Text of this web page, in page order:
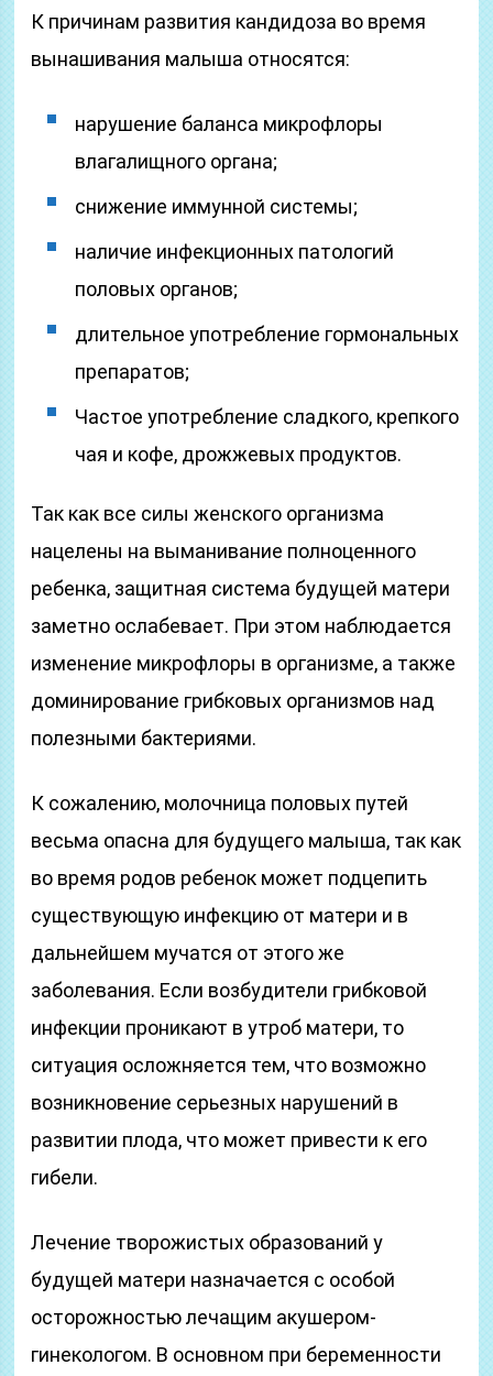
К причинам развития кандидоза во время
вынашивания малыша относятся:
нарушение баланса микрофлоры
влагалищного органа;
снижение иммунной системы;
наличие инфекционных патологий
половых органов;
длительное употребление гормональных
препаратов;
Частое употребление сладкого, крепкого
чая и кофе, дрожжевых продуктов.
Так как все силы женского организма
нацелены на выманивание полноценного
ребенка, защитная система будущей матери
заметно ослабевает. При этом наблюдается
изменение микрофлоры в организме, а также
доминирование грибковых организмов над
полезными бактериями.
К сожалению, молочница половых путей
весьма опасна для будущего малыша, так как
во время родов ребенок может подцепить
существующую инфекцию от матери и в
дальнейшем мучатся от этого же
заболевания. Если возбудители грибковой
инфекции проникают в утроб матери, то
ситуация осложняется тем, что возможно
возникновение серьезных нарушений в
развитии плода, что может привести к его
гибели.
Лечение творожистых образований у
будущей матери назначается с особой
осторожностью лечащим акушером-
гинекологом. В основном при беременности